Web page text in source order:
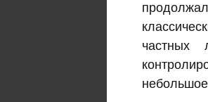
частных